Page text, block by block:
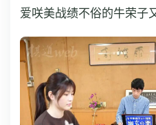
爱咲美战绩不俗的牛荣子